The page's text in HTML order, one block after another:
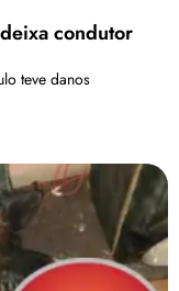
condutor
teve danos